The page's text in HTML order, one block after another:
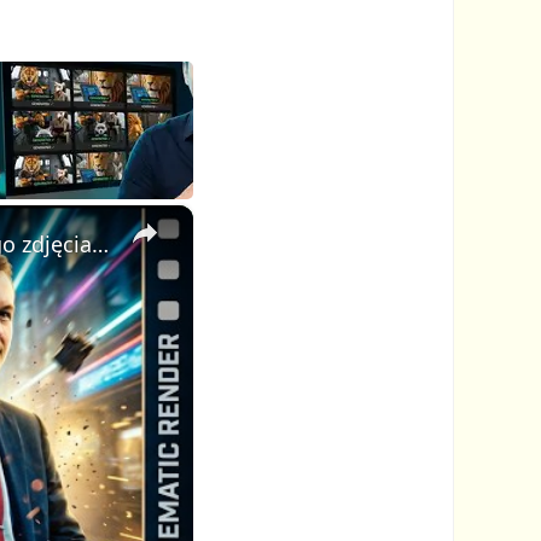
×
AI Video Generator: stwórz profesjonalne kinowe wideo z jednego zdjęcia i jednego promptu